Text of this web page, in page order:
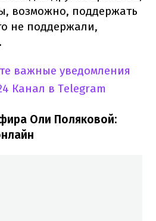
возможно, поддержать
не поддержали,
важные уведомления
Канал в Telegram
Оли Поляковой: